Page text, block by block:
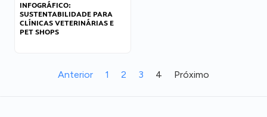
INFOGRÁFICO:
SUSTENTABILIDADE PARA
CLÍNICAS VETERINÁRIAS E
PET SHOPS
Anterior 1 2 3 4 Próximo